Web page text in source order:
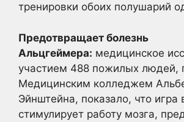
тренировки обоих полушарий
Предотвращает болезнь
Альцгеймера: медицинское
участием 488 пожилых людей,
Медицинским колледжем
Эйнштейна, показало, что
стимулирует работу мозга,